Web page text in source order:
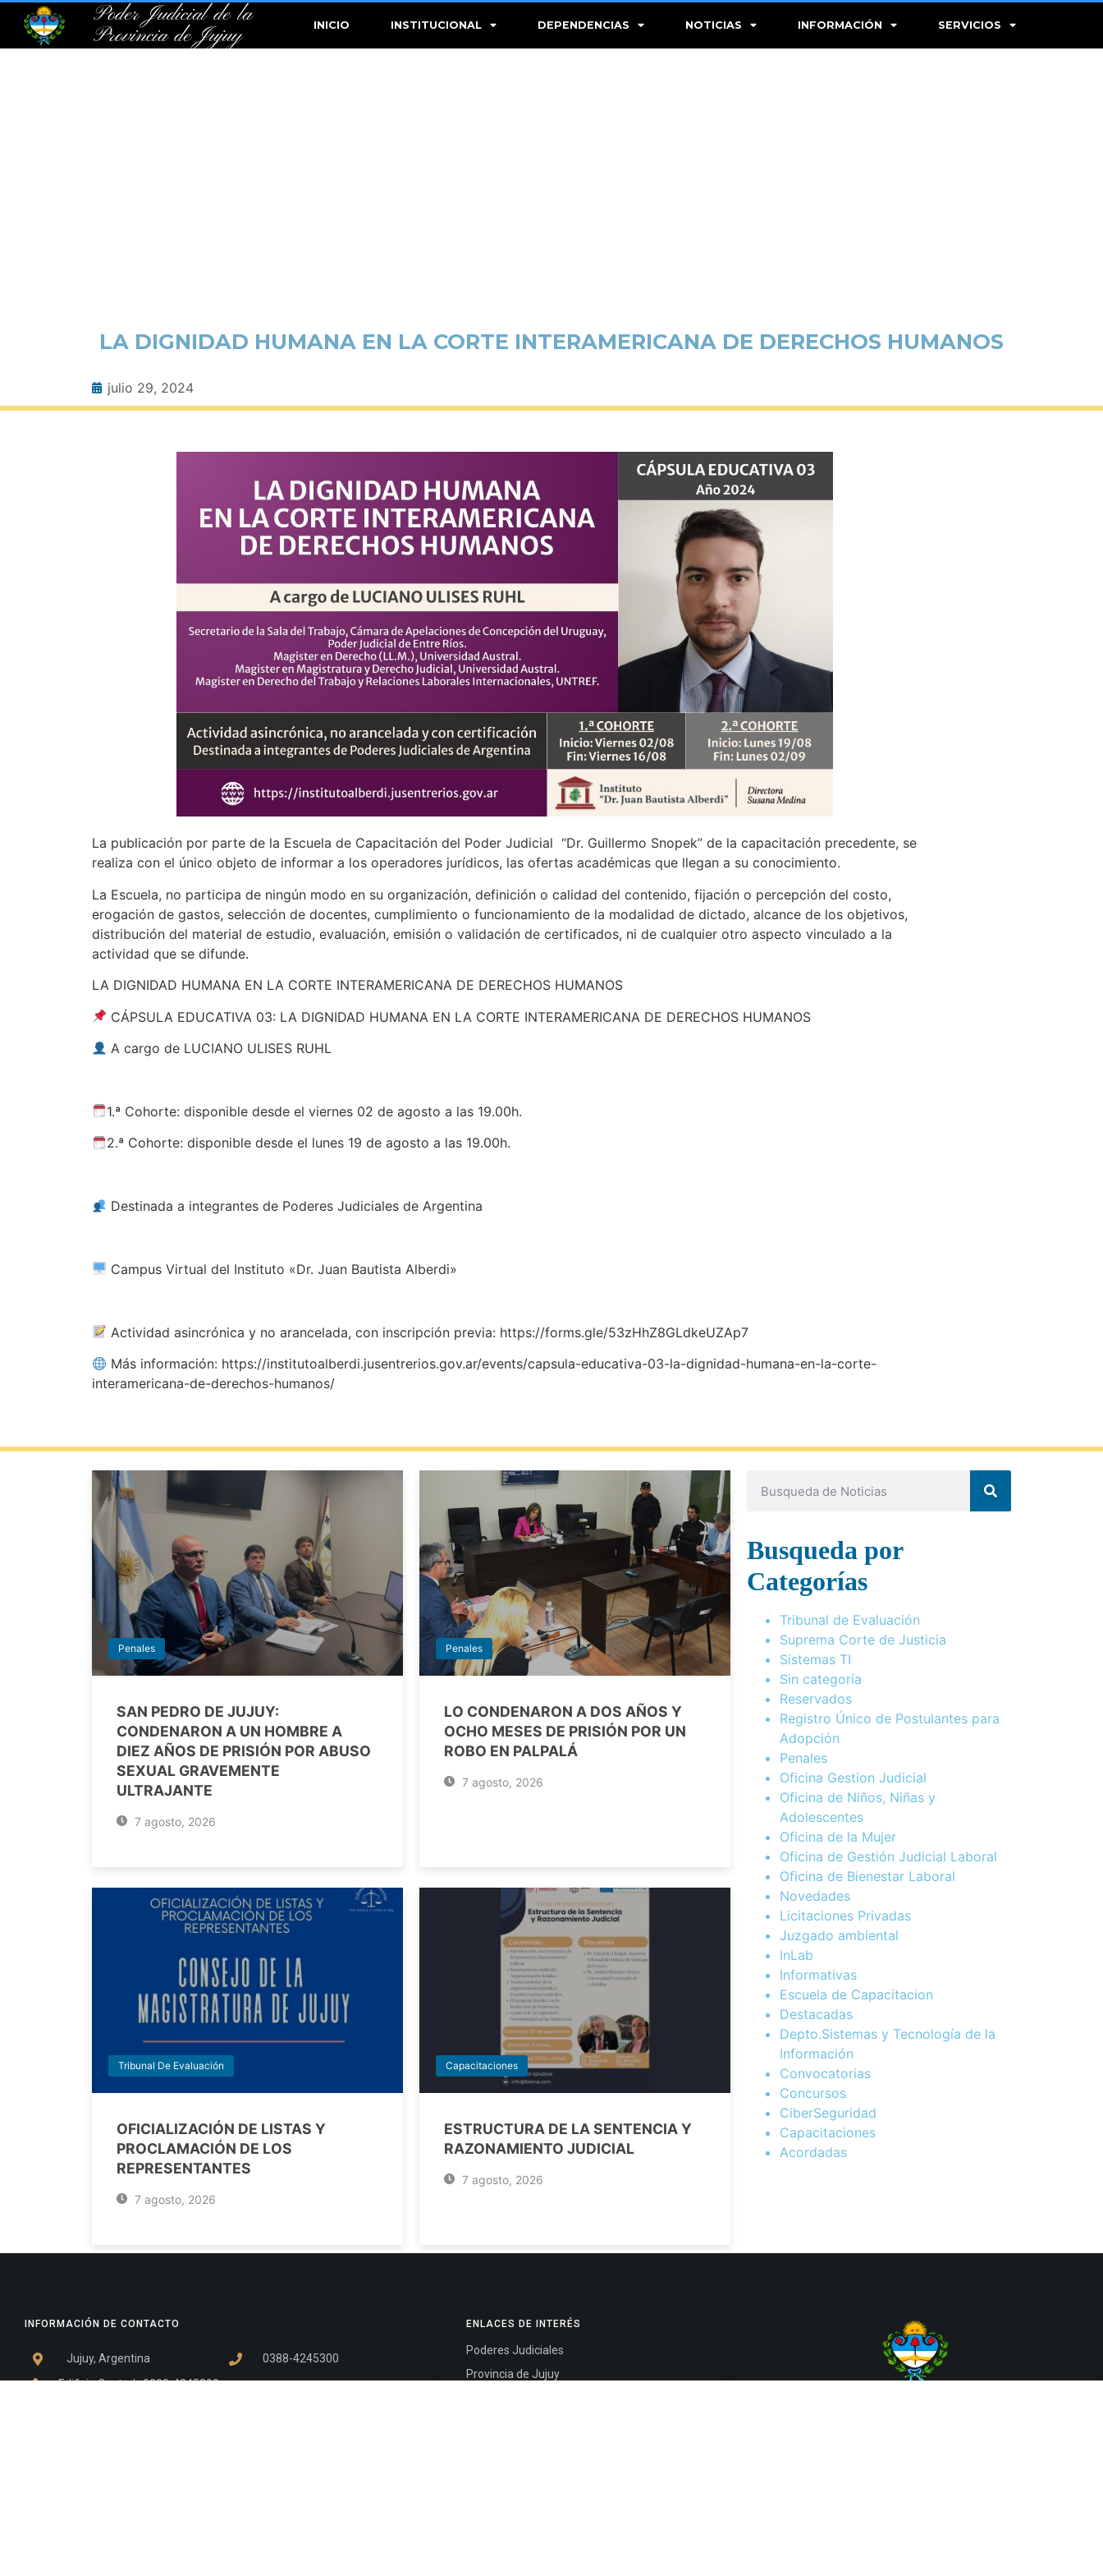
Poder Judicial de la
Provincia de Jujuy
INICIO INSTITUCIONAL DEPENDENCIAS NOTICIAS INFORMACIÓN SERVICIOS
LA DIGNIDAD HUMANA EN LA CORTE INTERAMERICANA DE DERECHOS HUMANOS
julio 29, 2024
La publicación por parte de la Escuela de Capacitación del Poder Judicial “Dr. Guillermo Snopek” de la capacitación precedente, se
realiza con el único objeto de informar a los operadores jurídicos, las ofertas académicas que llegan a su conocimiento.
La Escuela, no participa de ningún modo en su organización, definición o calidad del contenido, fijación o percepción del costo,
erogación de gastos, selección de docentes, cumplimiento o funcionamiento de la modalidad de dictado, alcance de los objetivos,
distribución del material de estudio, evaluación, emisión o validación de certificados, ni de cualquier otro aspecto vinculado a la
actividad que se difunde.
LA DIGNIDAD HUMANA EN LA CORTE INTERAMERICANA DE DERECHOS HUMANOS
CÁPSULA EDUCATIVA 03: LA DIGNIDAD HUMANA EN LA CORTE INTERAMERICANA DE DERECHOS HUMANOS
A cargo de LUCIANO ULISES RUHL
1.ª Cohorte: disponible desde el viernes 02 de agosto a las 19.00h.
2.ª Cohorte: disponible desde el lunes 19 de agosto a las 19.00h.
Destinada a integrantes de Poderes Judiciales de Argentina
Campus Virtual del Instituto «Dr. Juan Bautista Alberdi»
Actividad asincrónica y no arancelada, con inscripción previa: https://forms.gle/53zHhZ8GLdkeUZAp7
Más información: https://institutoalberdi.jusentrerios.gov.ar/events/capsula-educativa-03-la-dignidad-humana-en-la-corte-
interamericana-de-derechos-humanos/
Penales
SAN PEDRO DE JUJUY:
CONDENARON A UN HOMBRE A
DIEZ AÑOS DE PRISIÓN POR ABUSO
SEXUAL GRAVEMENTE
ULTRAJANTE
7 agosto, 2026
Penales
LO CONDENARON A DOS AÑOS Y
OCHO MESES DE PRISIÓN POR UN
ROBO EN PALPALÁ
7 agosto, 2026
Tribunal De Evaluación
OFICIALIZACIÓN DE LISTAS Y
PROCLAMACIÓN DE LOS
REPRESENTANTES
7 agosto, 2026
Capacitaciones
ESTRUCTURA DE LA SENTENCIA Y
RAZONAMIENTO JUDICIAL
7 agosto, 2026
Busqueda por
Categorías
Tribunal de Evaluación
Suprema Corte de Justicia
Sistemas TI
Sin categoría
Reservados
Registro Único de Postulantes para
Adopción
Penales
Oficina Gestion Judicial
Oficina de Niños, Niñas y
Adolescentes
Oficina de la Mujer
Oficina de Gestión Judicial Laboral
Oficina de Bienestar Laboral
Novedades
Licitaciones Privadas
Juzgado ambiental
InLab
Informativas
Escuela de Capacitacion
Destacadas
Depto.Sistemas y Tecnología de la
Información
Convocatorias
Concursos
CiberSeguridad
Capacitaciones
Acordadas
INFORMACIÓN DE CONTACTO
Jujuy, Argentina
0388-4245300
Edificio Central : 0388-4245300
ENLACES DE INTERÉS
Poderes Judiciales
Provincia de Jujuy